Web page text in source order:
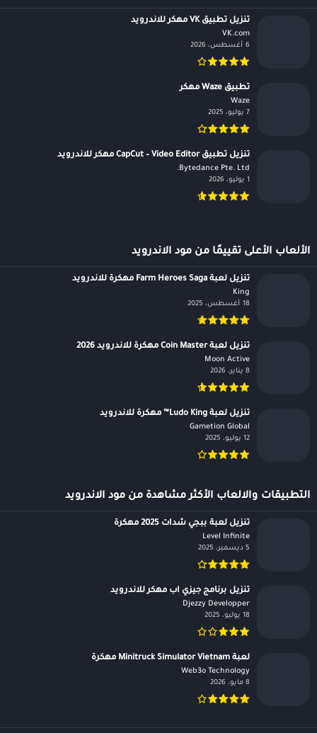
تنزيل تطبيق VK مهكر للاندرويد
VK.com‏
6 أغسطس، 2026
تطبيق Waze مهكر
Waze‏
7 يوليو، 2025
تنزيل تطبيق CapCut – Video Editor مهكر للاندرويد
Bytedance Pte. Ltd.‏
1 يوليو، 2026
الألعاب الأعلى تقييمًا من مود الاندرويد
تنزيل لعبة Farm Heroes Saga مهكرة للاندرويد
King‏
18 أغسطس، 2025
تنزيل لعبة Coin Master مهكرة للاندرويد 2026
Moon Active‏
8 يناير، 2026
تنزيل لعبة Ludo King™ مهكرة للاندرويد
Gametion Global‏
12 يوليو، 2025
التطبيقات والالعاب الأكثر مشاهدة من مود الاندرويد
تنزيل لعبة ببجي شدات 2025 مهكرة
Level Infinite‏
5 ديسمبر، 2025
تنزيل برنامج جيزي اب مهكر للاندرويد
Djezzy Developper‏
18 يوليو، 2025
لعبة Minitruck Simulator Vietnam مهكرة
Web3o Technology‏
8 مايو، 2026